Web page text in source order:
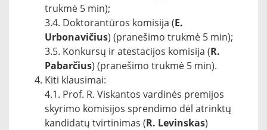
trukmė 5 min);
3.4. Doktorantūros komisija (E.
Urbonavičius) (pranešimo trukmė 5 min);
3.5. Konkursų ir atestacijos komisija (R.
Pabarčius) (pranešimo trukmė 5 min).
Kiti klausimai:
4.1. Prof. R. Viskantos vardinės premijos
skyrimo komisijos sprendimo dėl atrinktų
kandidatų tvirtinimas (R. Levinskas)